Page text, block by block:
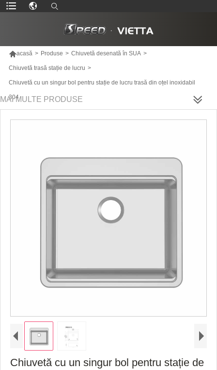
acasă > Produse > Chiuvetă desenată în SUA >
Chiuvetă trasă stație de lucru >
Chiuvetă cu un singur bol pentru stație de lucru trasă din oțel inoxidabil
304
MAI MULTE PRODUSE
Chiuvetă cu un singur bol pentru stație de